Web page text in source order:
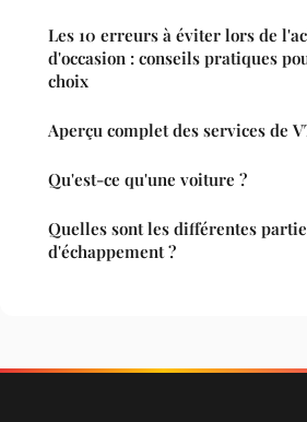
Les 10 erreurs à éviter lors de
d'occasion : conseils pratiques
choix
Aperçu complet des services de
Qu'est-ce qu'une voiture ?
Quelles sont les différentes
d'échappement ?